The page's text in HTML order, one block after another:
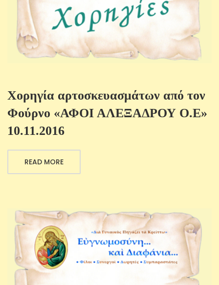
Χορηγία αρτοσκευασμάτων από τον
Φούρνο «ΑΦΟΙ ΑΛΕΞΑΔΡΟΥ Ο.Ε»
10.11.2016
READ MORE